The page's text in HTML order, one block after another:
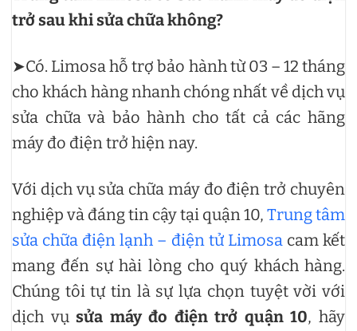
trở sau khi sửa chữa không?
➤Có. Limosa hỗ trợ bảo hành từ 03 – 12 tháng
cho khách hàng nhanh chóng nhất về dịch vụ
sửa chữa và bảo hành cho tất cả các hãng
máy đo điện trở hiện nay.
Với dịch vụ sửa chữa máy đo điện trở chuyên
nghiệp và đáng tin cậy tại quận 10, Trung tâm
sửa chữa điện lạnh – điện tử Limosa cam kết
mang đến sự hài lòng cho quý khách hàng.
Chúng tôi tự tin là sự lựa chọn tuyệt vời với
dịch vụsửa máy đo điện trở quận 10, hãy